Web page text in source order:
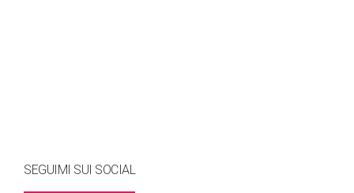
SEGUIMI SUI SOCIAL